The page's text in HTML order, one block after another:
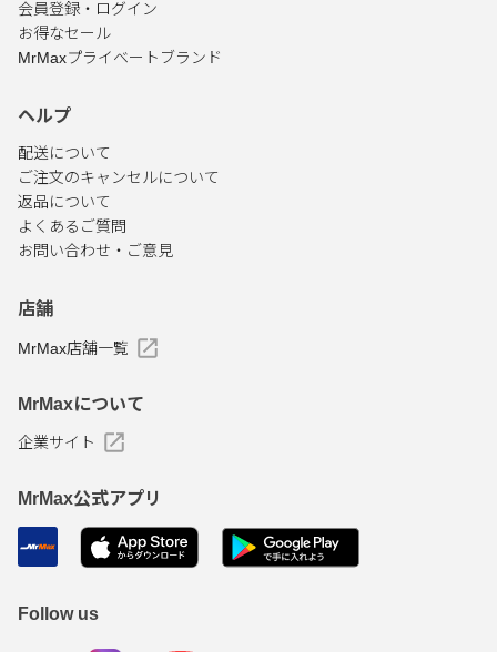
会員登録・ログイン
お得なセール
MrMaxプライベートブランド
ヘルプ
配送について
ご注文のキャンセルについて
返品について
よくあるご質問
お問い合わせ・ご意見
店舗
MrMax店舗一覧
MrMaxについて
企業サイト
MrMax公式アプリ
Follow us